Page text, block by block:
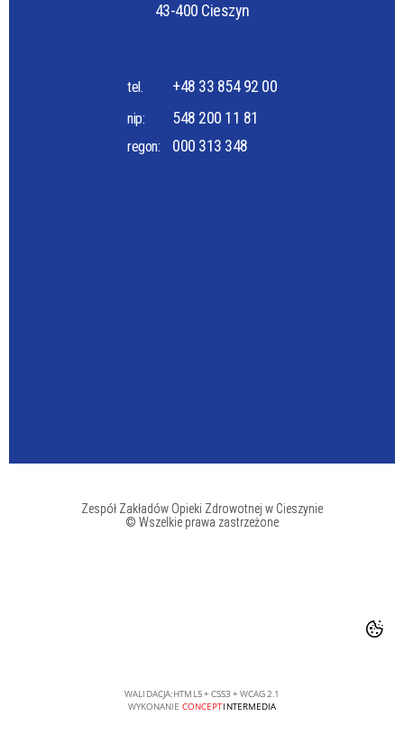
43-400 Cieszyn
tel. +48 33 854 92 00
nip: 548 200 11 81
regon: 000 313 348
Zespół Zakładów Opieki Zdrowotnej w Cieszynie
© Wszelkie prawa zastrzeżone
WALIDACJA:HTML5+CSS3 +WCAG 2.1
WYKONANIE CONCEPTINTERMEDIA